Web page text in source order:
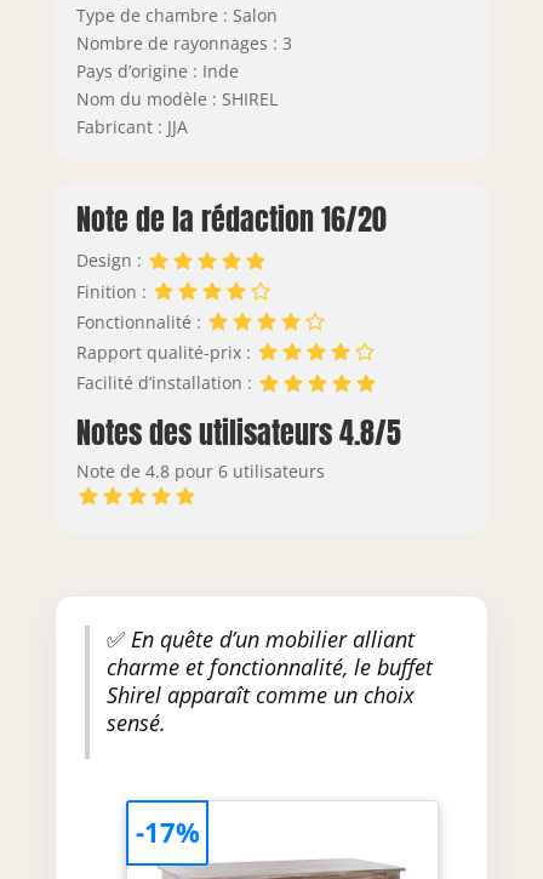
Type de chambre : Salon
Nombre de rayonnages : 3
Pays d’origine : Inde
Nom du modèle : SHIREL
Fabricant : JJA
Note de la rédaction 16/20
Design :
Finition :
Fonctionnalité :
Rapport qualité-prix :
Facilité d’installation :
Notes des utilisateurs 4.8/5
Note de 4.8 pour 6 utilisateurs
✅En quête d’un mobilier alliant
charme et fonctionnalité, le buffet
Shirel apparaît comme un choix
sensé.
-17%